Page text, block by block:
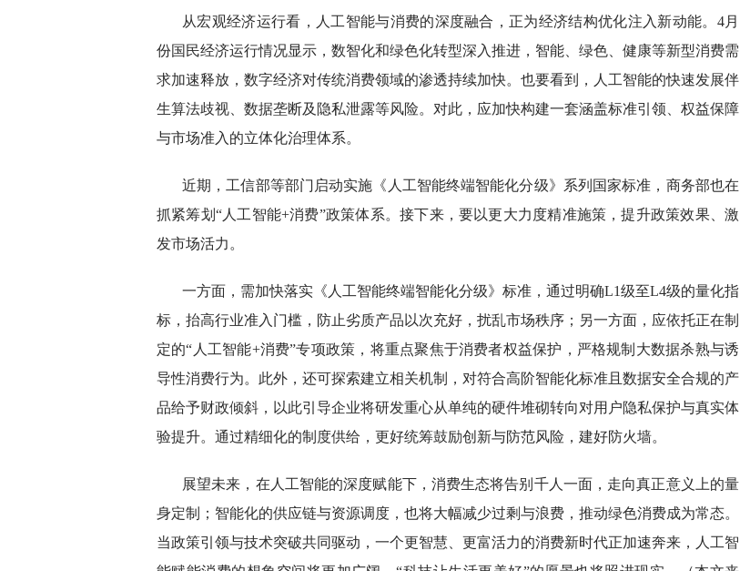
从宏观经济运行看，人工智能与消费的深度融合，正为经济结构优化注入新动能。4月
份国民经济运行情况显示，数智化和绿色化转型深入推进，智能、绿色、健康等新型消费需
求加速释放，数字经济对传统消费领域的渗透持续加快。也要看到，人工智能的快速发展伴
生算法歧视、数据垄断及隐私泄露等风险。对此，应加快构建一套涵盖标准引领、权益保障
与市场准入的立体化治理体系。
近期，工信部等部门启动实施《人工智能终端智能化分级》系列国家标准，商务部也在
抓紧筹划“人工智能+消费”政策体系。接下来，要以更大力度精准施策，提升政策效果、激
发市场活力。
一方面，需加快落实《人工智能终端智能化分级》标准，通过明确L1级至L4级的量化指
标，抬高行业准入门槛，防止劣质产品以次充好，扰乱市场秩序；另一方面，应依托正在制
定的“人工智能+消费”专项政策，将重点聚焦于消费者权益保护，严格规制大数据杀熟与诱
导性消费行为。此外，还可探索建立相关机制，对符合高阶智能化标准且数据安全合规的产
品给予财政倾斜，以此引导企业将研发重心从单纯的硬件堆砌转向对用户隐私保护与真实体
验提升。通过精细化的制度供给，更好统筹鼓励创新与防范风险，建好防火墙。
展望未来，在人工智能的深度赋能下，消费生态将告别千人一面，走向真正意义上的量
身定制；智能化的供应链与资源调度，也将大幅减少过剩与浪费，推动绿色消费成为常态。
当政策引领与技术突破共同驱动，一个更智慧、更富活力的消费新时代正加速奔来，人工智